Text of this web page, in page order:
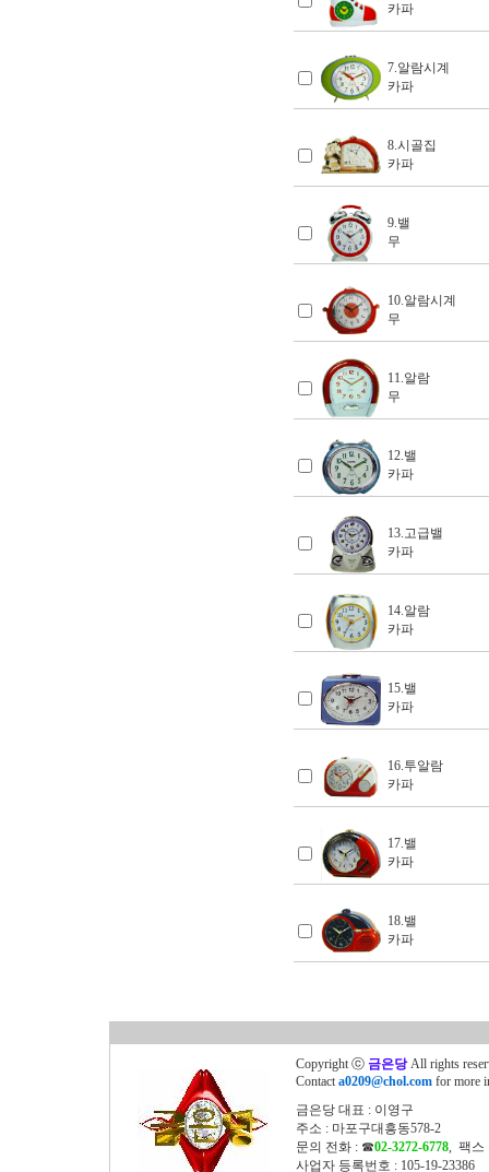
카파
7.알람시계
카파
8.시골집
카파
9.밸
무
10.알람시계
무
11.알람
무
12.밸
카파
13.고급밸
카파
14.알람
카파
15.밸
카파
16.투알람
카파
17.밸
카파
18.밸
카파
Copyright ⓒ 금은당All rights
Contact a0209@chol.com for more
금은당 대표 : 이영구
주소 : 마포구대흥동578-2
문의 전화 : ☎02-3272-6778, 팩스
사업자 등록번호 : 105-19-23386